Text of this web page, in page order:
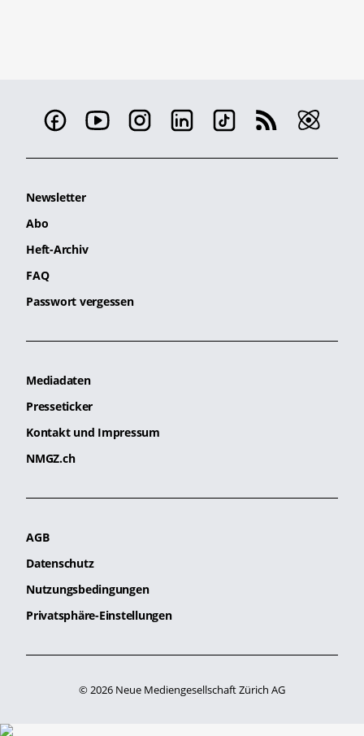
Newsletter
Abo
Heft-Archiv
FAQ
Passwort vergessen
Mediadaten
Presseticker
Kontakt und Impressum
NMGZ.ch
AGB
Datenschutz
Nutzungsbedingungen
Privatsphäre-Einstellungen
© 2026 Neue Mediengesellschaft Zürich AG